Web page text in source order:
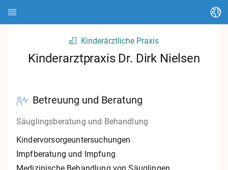
Themen
Artikel suchen
Kontakte suchen
Glossar
Kinderärztliche Praxis
Kinderarztpraxis Dr. Dirk Nielsen
Betreuung und Beratung
Säuglingsberatung und Behandlung
Kindervorsorgeuntersuchungen
Impfberatung und Impfung